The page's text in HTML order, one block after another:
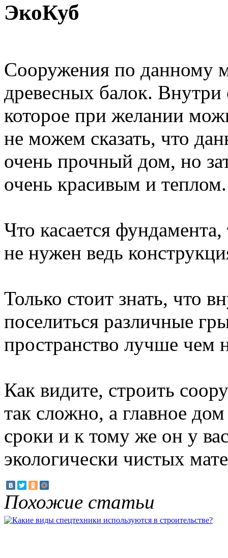
ЭкоКуб
Сооружения по данному
древесных балок. Внутри
которое при желании
не можем сказать, что
очень прочный дом, но
очень красивым и теплом.
Что касается
не нужен ведь
Только стоит знать, что
поселиться различные
пространство лучше чем
Как видите, строить
так сложно, а главное
сроки и к тому же он у
экологически чистых
Похожие статьи